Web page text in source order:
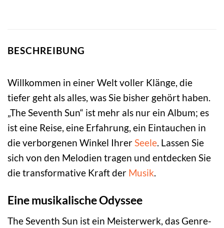
BESCHREIBUNG
Willkommen in einer Welt voller Klänge, die
tiefer geht als alles, was Sie bisher gehört haben.
„The Seventh Sun“ ist mehr als nur ein Album; es
ist eine Reise, eine Erfahrung, ein Eintauchen in
die verborgenen Winkel IhrerSeele. Lassen Sie
sich von den Melodien tragen und entdecken Sie
die transformative Kraft der Musik.
Eine musikalische Odyssee
The Seventh Sun ist ein Meisterwerk, das Genre-